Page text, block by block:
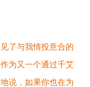
了与我情投意合的
为又一个通过千艾
说，如果你也在为